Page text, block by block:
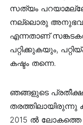
സത്യം
നല്ലൊരു അനുഭവം
എന്നതാണ്
പറ്റിക്കുകയും,
കഷ്ടം തന്നെ.
ഞങ്ങളുടെ
2015 ൽ ലോകത്തെ